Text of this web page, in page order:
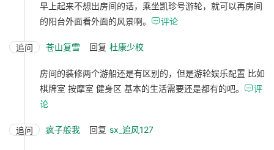
早上起来不想出房间的话，乘坐凯珍号游轮，就可以再房间
的阳台外面看外面的风景啊。 评论
追问 苍山复雪 回复 杜康少校
房间的装修两个游船还是有区别的，但是游轮娱乐配置 比如
棋牌室 按摩室 健身区 基本的生活需要还是都有的吧。 评
论
追问 疯子般我 回复 sx_追风127